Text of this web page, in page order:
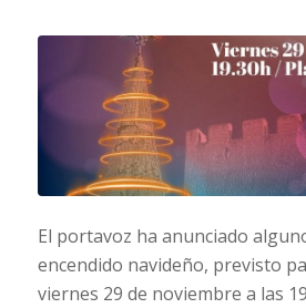
El portavoz ha anunciado
encendido navideño, previsto
viernes 29 de noviembre a las